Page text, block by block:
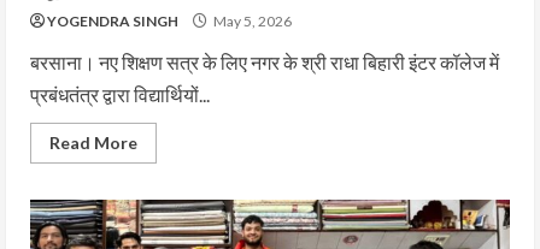
YOGENDRA SINGH May 5, 2026
बरसाना। नए शिक्षण सत्र के लिए नगर के श्री राधा बिहारी इंटर कॉलेज में
प्रबंधतंत्र द्वारा विद्यार्थियों...
Read More